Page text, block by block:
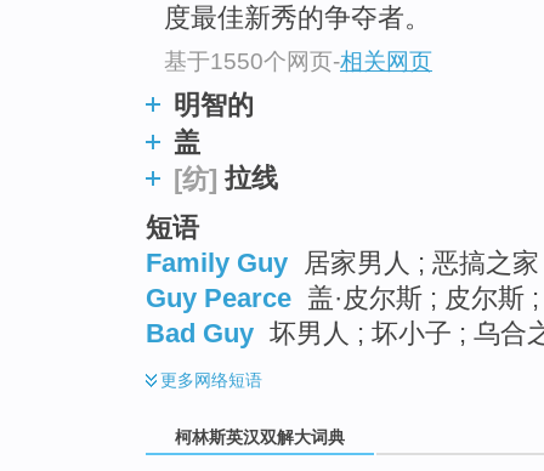
度最佳新秀的争夺者。
基于1550个网页-相关网页
明智的
盖
[纺] 拉线
短语
Family Guy
居家男人 ; 恶搞之
Guy Pearce 盖·皮尔斯 ; 皮尔斯
Bad Guy 坏男人 ; 坏小子 ; 乌合
更多网络短语
柯林斯英汉双解大词典